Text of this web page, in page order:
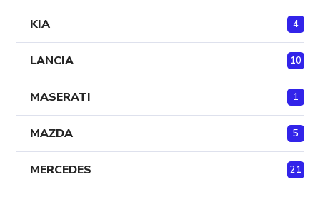
KIA 4
LANCIA 10
MASERATI 1
MAZDA 5
MERCEDES 21